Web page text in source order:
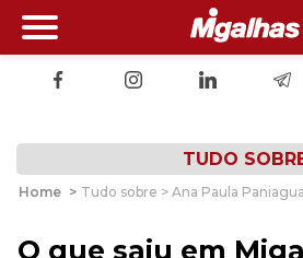
TUDO
Home > Tudo sobre > Ana Paula
O que saiu em